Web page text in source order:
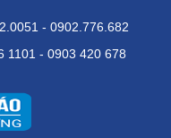
- 0902.776.682
1101 - 0903 420 678